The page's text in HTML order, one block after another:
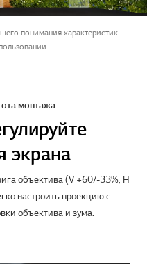
понимания характеристик.
монтажа
экрана
объектива (V +60/-33%, H
настроить проекцию с
объектива и зума.